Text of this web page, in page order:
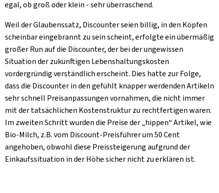
egal, ob groß oder klein - sehr überraschend.
Weil der Glaubenssatz, Discounter seien billig, in den Köpfen
scheinbar eingebrannt zu sein scheint, erfolgte ein übermäßig
großer Run auf die Discounter, der bei der ungewissen
Situation der zukünftigen Lebenshaltungskosten
vordergründig verständlich erscheint. Dies hatte zur Folge,
dass die Discounter in den gefühlt knapper werdenden Artikeln
sehr schnell Preisanpassungen vornahmen, die nicht immer
mit der tatsächlichen Kostenstruktur zu rechtfertigen waren.
Im zweiten Schritt wurden die Preise der „hippen“ Artikel, wie
Bio-Milch, z.B. vom Discount-Preisführer um 50 Cent
angehoben, obwohl diese Preissteigerung aufgrund der
Einkaufssituation in der Höhe sicher nicht zu erklären ist.